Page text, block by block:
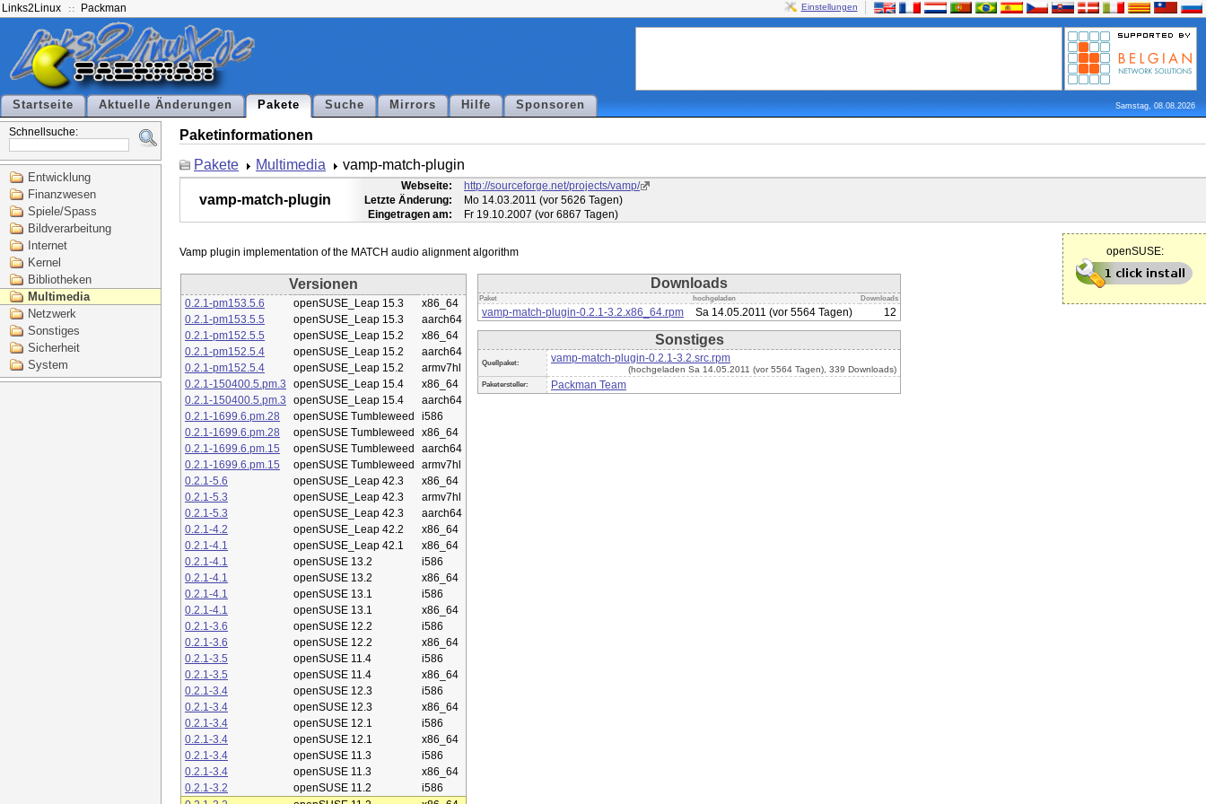
Links2Linux Packman Einstellungen
Startseite Aktuelle Änderungen Pakete Suche Mirrors Hilfe Sponsoren Samstag, 08.08.2026
Schnellsuche:
Entwicklung
Finanzwesen
Spiele/Spass
Bildverarbeitung
Internet
Kernel
Bibliotheken
Multimedia
Netzwerk
Sonstiges
Sicherheit
System
Paketinformationen
Pakete
Multimedia vamp-match-plugin
vamp-match-plugin
Webseite:
http://sourceforge.net/projects/vamp/
Letzte Änderung:
Mo 14.03.2011 (vor 5626 Tagen)
Eingetragen am:
Fr 19.10.2007 (vor 6867 Tagen)
openSUSE:
Versionen
0.2.1-pm153.5.6 openSUSE_Leap 15.3
x86_64
0.2.1-pm153.5.5
openSUSE_Leap 15.3
aarch64
0.2.1-pm152.5.5
openSUSE_Leap 15.2
x86_64
0.2.1-pm152.5.4
openSUSE_Leap 15.2
aarch64
0.2.1-pm152.5.4
openSUSE_Leap 15.2
armv7hl
0.2.1-150400.5.pm.3
openSUSE_Leap 15.4
x86_64
0.2.1-150400.5.pm.3
openSUSE_Leap 15.4
aarch64
0.2.1-1699.6.pm.28
openSUSE Tumbleweed
i586
0.2.1-1699.6.pm.28
openSUSE Tumbleweed
x86_64
0.2.1-1699.6.pm.15
openSUSE Tumbleweed
aarch64
0.2.1-1699.6.pm.15
openSUSE Tumbleweed
armv7hl
0.2.1-5.6
openSUSE_Leap 42.3
x86_64
0.2.1-5.3
openSUSE_Leap 42.3
armv7hl
0.2.1-5.3
openSUSE_Leap 42.3
aarch64
0.2.1-4.2
openSUSE_Leap 42.2
x86_64
0.2.1-4.1
openSUSE_Leap 42.1
x86_64
0.2.1-4.1
openSUSE 13.2
i586
0.2.1-4.1
openSUSE 13.2
x86_64
0.2.1-4.1
openSUSE 13.1
i586
0.2.1-4.1
openSUSE 13.1
x86_64
0.2.1-3.6
openSUSE 12.2
i586
0.2.1-3.6
openSUSE 12.2
x86_64
0.2.1-3.5
openSUSE 11.4
i586
0.2.1-3.5
openSUSE 11.4
x86_64
0.2.1-3.4
openSUSE 12.3
i586
0.2.1-3.4
openSUSE 12.3
x86_64
0.2.1-3.4
openSUSE 12.1
i586
0.2.1-3.4
openSUSE 12.1
x86_64
0.2.1-3.4
openSUSE 11.3
i586
0.2.1-3.4
openSUSE 11.3
x86_64
0.2.1-3.2
openSUSE 11.2
i586
Downloads
Paket hochgeladen Downloads
vamp-match-plugin-0.2.1-3.2.x86_64.rpm Sa 14.05.2011 (vor 5564 Tagen) 12
Sonstiges
Quellpaket: vamp-match-plugin-0.2.1-3.2.src.rpm
(hochgeladen Sa 14.05.2011 (vor 5564 Tagen), 339 Downloads)
Paketersteller: Packman Team